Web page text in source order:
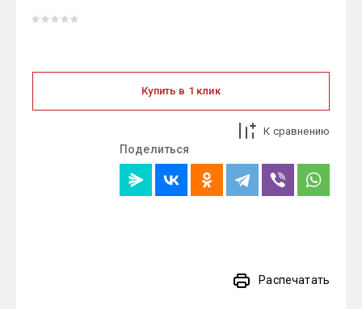
Купить в 1 клик
К сравнению
Поделиться
Распечатать